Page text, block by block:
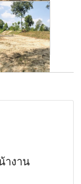
างาน